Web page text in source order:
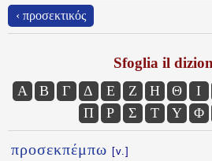
‹ προσεκτικός
Sfoglia il
Α Β Γ Δ Ε Ζ Η Θ Ι
Π
Ρ Σ Τ Υ Φ
προσεκπέμπω [v.]